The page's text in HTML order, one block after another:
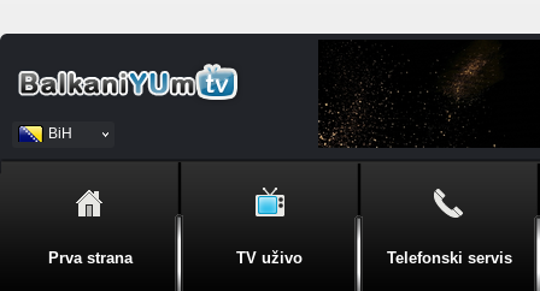
BiH
Srpski
Prva strana TV uživo Telefonski servis